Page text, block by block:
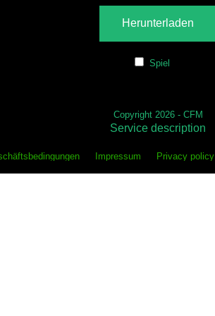
Herunterladen
Spiel
Copyright 2026 - CFM
Service description
Impressum Privacy policy